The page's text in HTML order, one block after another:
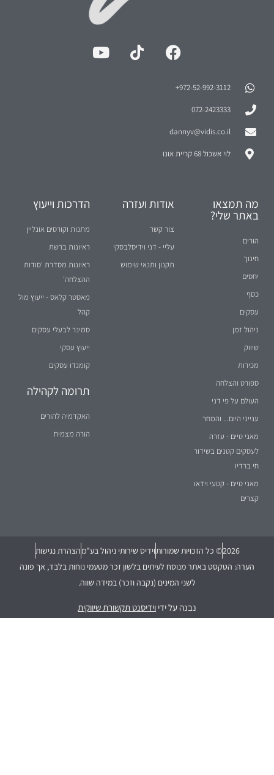
972-52-992-3112⁩+
072-2423333
dannyv@vidis.co.il
לוי אשכול 68 קריית אונו
מה תמצאו
באתר שלי?
הורים
חינוך
יחסים
כסף
עסקים
ניהול זמן
שיווק
מכירות
ספורט והצלחה
העולם על פי דני
ענייני היום... והמחר
מאני טיים - עזרה
לעסקים קטנים בשידור
חי ברדיו
מאני טיים - קטעי וידאו
קצרים
אודות ועזרה
צור קשר
עליי - דני וידיסלבסקי
תקנון ותנאי שימוש
הדרכות וייעוץ
מתנות וקורסים אונליין
ראיונות ברשת
ראיונות מסדרת 'סודות
ההצלחה'
מאסטר קלאס - ייעוץ מול
קהל
סמינר לבעלי עסקים
ייעוץ עסקי
קומנדו עסקים
תרומה לקהילה
האקדמיה להורים
הורה מצמיח
2026© כל הזכויות שמורותוידיס שירותי ניהול בע"מהצהרת נגישות
הערה: הטקסט באתר מנוסח לעיתים בלשון זכר מטעמי נוחות בלבד, אך פונה
לשני המינים (נקבה וזכר) במידה שווה.
נבנה על ידי וידיסנט תקשורת שיווקית